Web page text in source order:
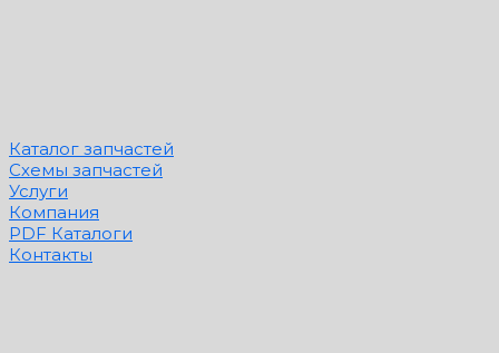
Каталог запчастей
Схемы запчастей
Услуги
Компания
PDF Каталоги
Контакты